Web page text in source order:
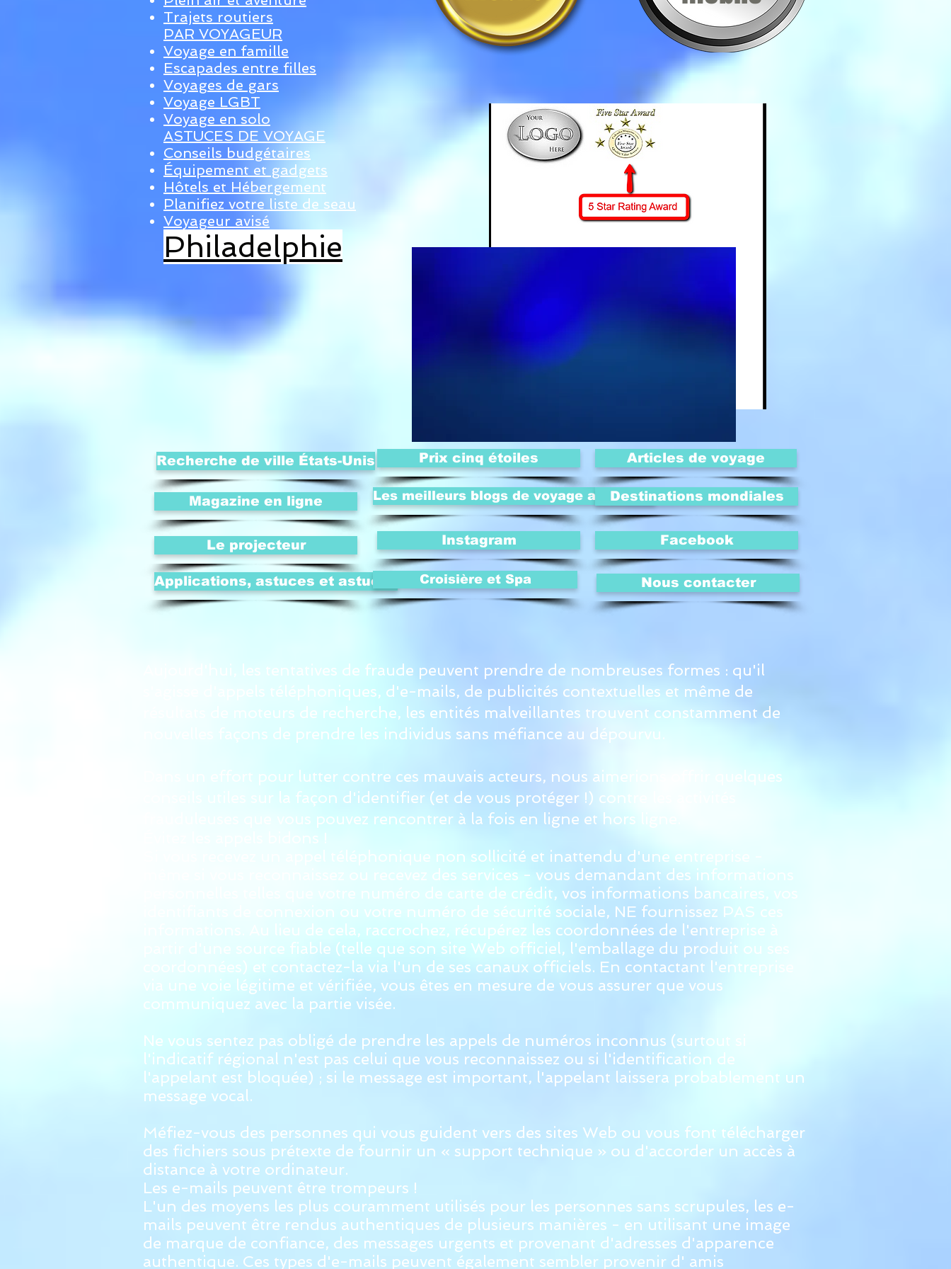
Trajets routiers
PAR VOYAGEUR
Voyage en famille
Escapades entre filles
Voyages de gars
Voyage LGBT
Voyage en solo
ASTUCES DE VOYAGE
Conseils budgétaires
Équipement et gadgets
Hôtels et Hébergement
Planifiez votre liste de seau
Voyageur avisé
Philadelphie
Recherche de ville États-Unis
Magazine en ligne
Prix cinq étoiles
Les meilleurs blogs de voyage au monde
Articles de voyage
Destinations mondiales
Le projecteur
Applications, astuces et astuces
Instagram
Croisière et Spa
Facebook
Nous contacter
Aujourd'hui, les tentatives de fraude peuvent prendre de nombreuses formes : qu'il
s'agisse d'appels téléphoniques, d'e-mails, de publicités contextuelles et même de
résultats de moteurs de recherche, les entités malveillantes trouvent constamment de
nouvelles façons de prendre les individus sans méfiance au dépourvu.
Dans un effort pour lutter contre ces mauvais acteurs, nous aimerions offrir quelques
conseils utiles sur la façon d'identifier (et de vous protéger !) contre
vous pouvez rencontrer à la fois en ligne et hors ligne.
Évitez les appels bidons !
Si vous recevez un appel téléphonique non sollicité et inattendu d'une entreprise -
même si vous reconnaissez ou recevez des services - vous demandant des informations
personnelles telles que votre numéro de carte de crédit, vos informations bancaires, vos
identifiants de connexion ou votre numéro de sécurité sociale, NE fournissez PAS ces
informations. Au lieu de cela, raccrochez, récupérez les coordonnées de l'entreprise à
partir d'une source fiable (telle que son site Web officiel, l'emballage du produit ou ses
coordonnées) et contactez-la via l'un de ses canaux officiels. En contactant l'entreprise
via une voie légitime et vérifiée, vous êtes en mesure de vous assurer que vous
communiquez avec la partie visée.
Ne vous sentez pas obligé de prendre les appels de numéros inconnus (surtout si
l'indicatif régional n'est pas celui que vous reconnaissez ou si l'identification de
l'appelant est bloquée) ; si le message est important, l'appelant laissera probablement un
message vocal.
Méfiez-vous des personnes qui vous guident vers des sites Web ou vous font télécharger
des fichiers sous prétexte de fournir un « support technique » ou d'accorder un accès à
distance à votre ordinateur.
Les e-mails peuvent être trompeurs !
L'un des moyens les plus couramment utilisés pour les personnes sans scrupules, les e-
mails peuvent être rendus authentiques de plusieurs manières - en utilisant une image
de marque de confiance, des messages urgents et provenant d'adresses d'apparence
authentique. Ces types d'e-mails peuvent également sembler provenir d' amis